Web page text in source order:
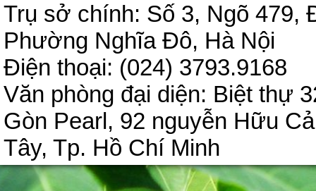
Trụ sở chính: Số 3, Ngõ 479,
Phường Nghĩa Đô, Hà Nội
Điện thoại: (024)
Văn phòng đại diện: Biệt thự
Gòn Pearl, 92 nguyễn Hữu
Tây, Tp. Hồ Chí Minh